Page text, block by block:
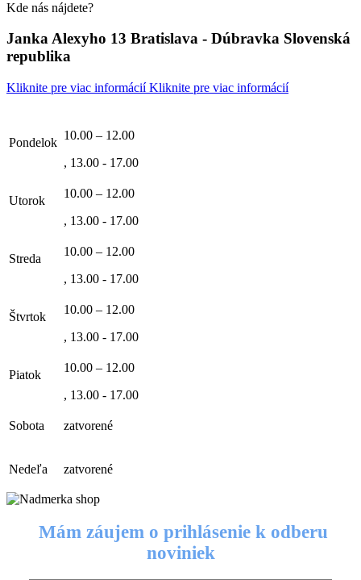
Kde nás nájdete?
Janka Alexyho 13 Bratislava - Dúbravka Slovenská
republika
Kliknite pre viac informáciíKliknite pre viac informácií
Pondelok
10.00 – 12.00
, 13.00 - 17.00
Utorok
10.00 – 12.00
, 13.00 - 17.00
Streda
10.00 – 12.00
, 13.00 - 17.00
Štvrtok
10.00 – 12.00
, 13.00 - 17.00
Piatok
10.00 – 12.00
, 13.00 - 17.00
Sobota zatvorené
Nedeľa zatvorené
Mám záujem o prihlásenie k odberu
noviniek